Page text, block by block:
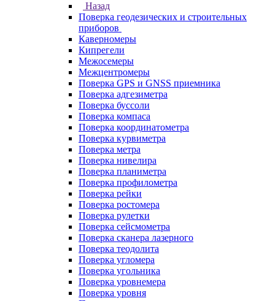
Назад
Поверка геодезических и строительных
приборов
Каверномеры
Кипрегели
Межосемеры
Межцентромеры
Поверка GPS и GNSS приемника
Поверка адгезиметра
Поверка буссоли
Поверка компаса
Поверка координатометра
Поверка курвиметра
Поверка метра
Поверка нивелира
Поверка планиметра
Поверка профилометра
Поверка рейки
Поверка ростомера
Поверка рулетки
Поверка сейсмометра
Поверка сканера лазерного
Поверка теодолита
Поверка угломера
Поверка угольника
Поверка уровнемера
Поверка уровня